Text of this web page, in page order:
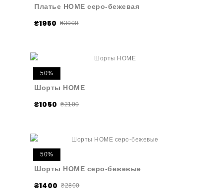
Платье HOME серо-бежевая
₴1950 ₴3900
50%
Шорты HOME
₴1050 ₴2100
50%
Шорты HOME серо-бежевые
₴1400 ₴2800